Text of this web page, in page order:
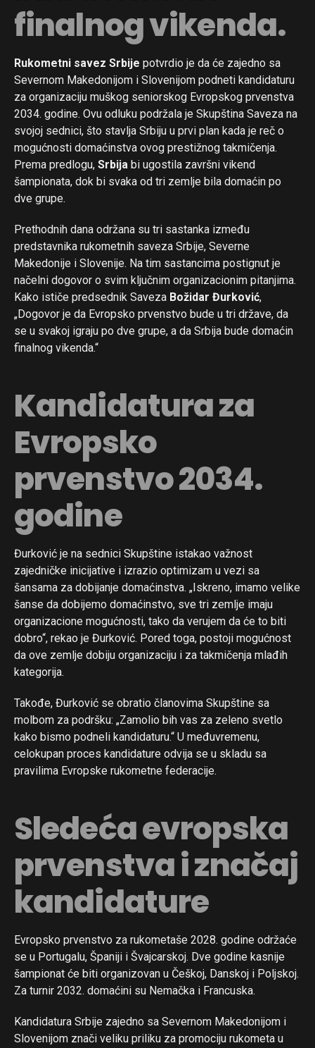
finalnog vikenda.
Rukometni savez Srbije potvrdio je da će zajedno sa
Severnom Makedonijom i Slovenijom podneti kandidaturu
za organizaciju muškog seniorskog Evropskog prvenstva
2034. godine. Ovu odluku podržala je Skupština Saveza na
svojoj sednici, što stavlja Srbiju u prvi plan kada je reč o
mogućnosti domaćinstva ovog prestižnog takmičenja.
Prema predlogu, Srbija bi ugostila završni vikend
šampionata, dok bi svaka od tri zemlje bila domaćin po
dve grupe.
Prethodnih dana održana su tri sastanka između
predstavnika rukometnih saveza Srbije, Severne
Makedonije i Slovenije. Na tim sastancima postignut je
načelni dogovor o svim ključnim organizacionim pitanjima.
Kako ističe predsednik Saveza Božidar Đurković,
„Dogovor je da Evropsko prvenstvo bude u tri države, da
se u svakoj igraju po dve grupe, a da Srbija bude domaćin
finalnog vikenda.“
Kandidatura za
Evropsko
prvenstvo 2034.
godine
Đurković je na sednici Skupštine istakao važnost
zajedničke inicijative i izrazio optimizam u vezi sa
šansama za dobijanje domaćinstva. „Iskreno, imamo velike
šanse da dobijemo domaćinstvo, sve tri zemlje imaju
organizacione mogućnosti, tako da verujem da će to biti
dobro“, rekao je Đurković. Pored toga, postoji mogućnost
da ove zemlje dobiju organizaciju i za takmičenja mlađih
kategorija.
Takođe, Đurković se obratio članovima Skupštine sa
molbom za podršku: „Zamolio bih vas za zeleno svetlo
kako bismo podneli kandidaturu.“ U međuvremenu,
celokupan proces kandidature odvija se u skladu sa
pravilima Evropske rukometne federacije.
Sledeća evropska
prvenstva i značaj
kandidature
Evropsko prvenstvo za rukometaše 2028. godine održaće
se u Portugalu, Španiji i Švajcarskoj. Dve godine kasnije
šampionat će biti organizovan u Češkoj, Danskoj i Poljskoj.
Za turnir 2032. domaćini su Nemačka i Francuska.
Kandidatura Srbije zajedno sa Severnom Makedonijom i
Slovenijom znači veliku priliku za promociju rukometa u